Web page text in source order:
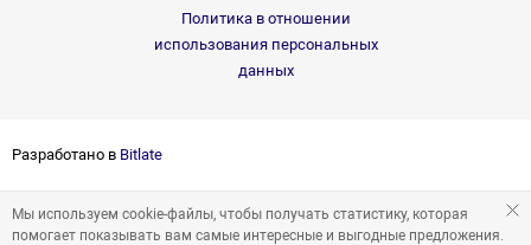
Политика в отношении
использования персональных
данных
Разработано в Bitlate
Мы используем cookie-файлы, чтобы получать статистику, которая
помогает показывать вам самые интересные и выгодные предложения.